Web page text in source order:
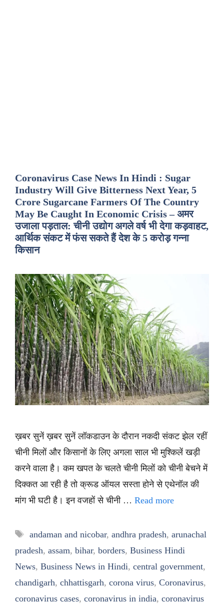
Coronavirus Case News In Hindi : Sugar
Industry Will Give Bitterness Next Year, 5
Crore Sugarcane Farmers Of The Country
May Be Caught In Economic Crisis – अमर
उजाला पड़ताल: चीनी उद्योग अगले वर्ष भी देगा कड़वाहट,
आर्थिक संकट में फंस सकते हैं देश के 5 करोड़ गन्ना
किसान
ख़बर सुनें ख़बर सुनें लॉकडाउन के दौरान नकदी संकट झेल रहीं
चीनी मिलों और किसानों के लिए अगला साल भी मुश्किलें खड़ी
करने वाला है। कम खपत के चलते चीनी मिलों को चीनी बेचने में
दिक्कत आ रही है तो क्रूड ऑयल सस्ता होने से एथेनॉल की
मांग भी घटी है। इन वजहों से चीनी … Read more
Tags
andaman and nicobar, andhra pradesh, arunachal
pradesh, assam, bihar, borders, Business Hindi
News, Business News in Hindi, central government,
chandigarh, chhattisgarh, corona virus, Coronavirus,
coronavirus cases, coronavirus in india, coronavirus